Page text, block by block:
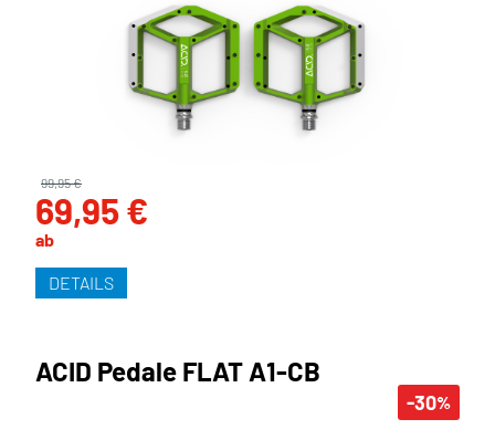
ab
69,95 €
99,95 €
DETAILS
-30%
ACID Pedale FLAT A1-CB